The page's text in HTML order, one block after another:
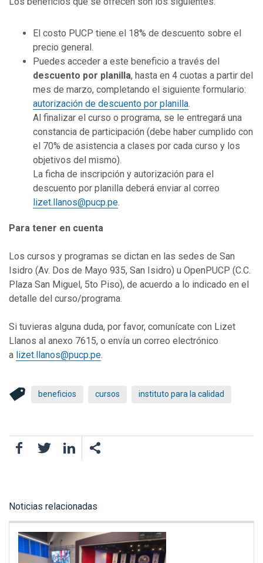
El costo PUCP tiene el 18% de descuento sobre el
precio general.
Puedes acceder a este beneficio a través del
descuento por planilla, hasta en 4 cuotas a partir del
mes de marzo, completando el siguiente formulario:
autorización de descuento por planilla.
Al finalizar el curso o programa, se le entregará una
constancia de participación (debe haber cumplido con
el 70% de asistencia a clases por cada curso y los
objetivos del mismo).
La ficha de inscripción y autorización para el
descuento por planilla deberá enviar al correo
lizet.llanos@pucp.pe.
Para tener en cuenta
Los cursos y programas se dictan en las sedes de San
Isidro (Av. Dos de Mayo 935, San Isidro) u OpenPUCP (C.C.
Plaza San Miguel, 5to Piso), de acuerdo a lo indicado en el
detalle del curso/programa.
Si tuvieras alguna duda, por favor, comunícate con Lizet
Llanos al anexo 7615, o envía un correo electrónico
a lizet.llanos@pucp.pe.
beneficios cursos instituto para la calidad
FacebookTwitter LinkedIn
Noticias relacionadas